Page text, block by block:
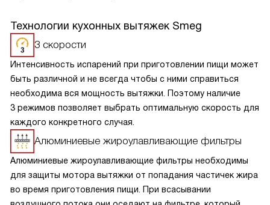
Технологии кухонных вытяжек Smeg
3 скорости
Интенсивность испарений при приготовлении пищи может
быть различной и не всегда чтобы с ними справиться
необходима вся мощность вытяжки. Поэтому наличие
3 режимов позволяет выбрать оптимальную скорость для
каждого конкретного случая.
Алюминиевые жироулавливающие фильтры
Алюминиевые жироулавливающие фильтры необходимы
для защиты мотора вытяжки от попадания частичек жира
во время приготовления пищи. При всасывании